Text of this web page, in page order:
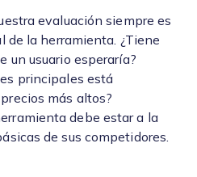
evaluación siempre es
de la herramienta. ¿Tiene
un usuario esperaría?
principales está
más altos?
debe estar a la
de sus competidores.